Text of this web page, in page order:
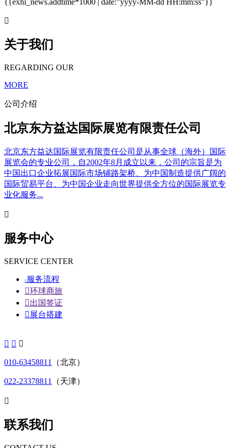
{{exhi_news.addtime*1000 | date:"yyyy-MM-dd HH:mm:ss"}}

关于我们
REGARDING OUR
MORE
公司介绍
北京东方益达国际展览有限责任公司
北京东方益达国际展览有限责任公司是从事全球（海外）国际
展览会的专业公司，自2002年8月成立以来，公司的宗旨是为
中国出口企业拓展国际市场铺路架桥、为中国制造提供广阔的
国际贸易平台、为中国企业走向世界提供全方位的国际展览专
业化服务...

服务中心
SERVICE CENTER
 服务流程
环球商旅
出国签证
 展台搭建
  
010-63458811 （北京）
022-23378811 （天津）

联系我们